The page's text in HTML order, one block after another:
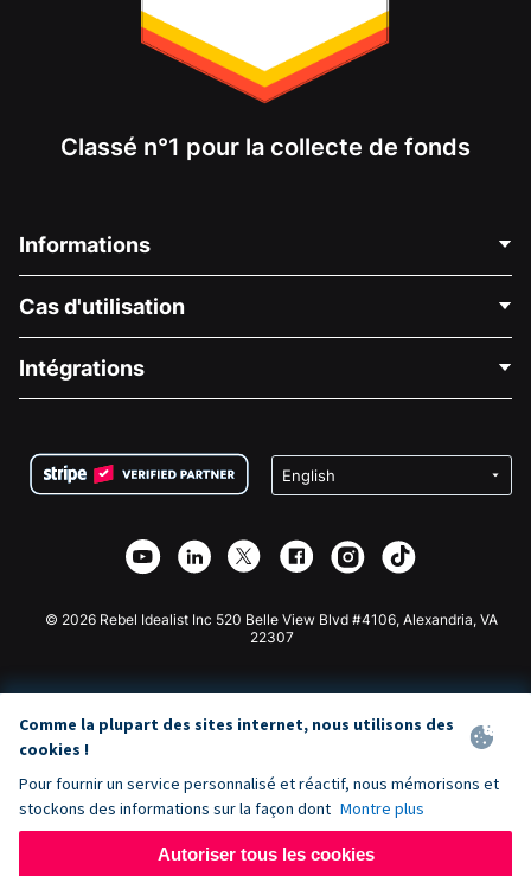
Classé n°1 pour la collecte de fonds
Informations
À propos de nous
Carrières
Confidentialité
Partenariat d'affiliation
Bibliothèque
Cas d'utilisation
Collecte de fonds médicale
Collecte de fonds caritative
Intégrations
Plugin de don Wix
Application de don Webflow
Don Joomla
© 2026 Rebel Idealist Inc 520 Belle View Blvd #4106, Alexandria, VA
22307
Comme la plupart des sites internet, nous utilisons des
cookies !
Pour fournir un service personnalisé et réactif, nous mémorisons et
stockons des informations sur la façon dont Montre plus
Autoriser tous les cookies